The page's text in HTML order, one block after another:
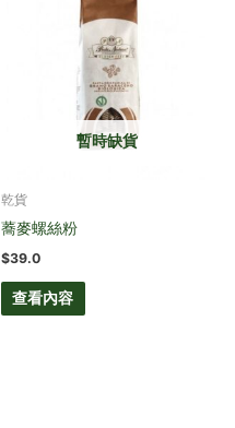
暫時缺貨
乾貨
蕎麥螺絲粉
$39.0
查看內容